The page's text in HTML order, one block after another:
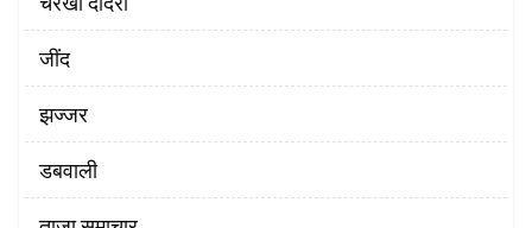
‌जींद
झज्जर
डबवाली